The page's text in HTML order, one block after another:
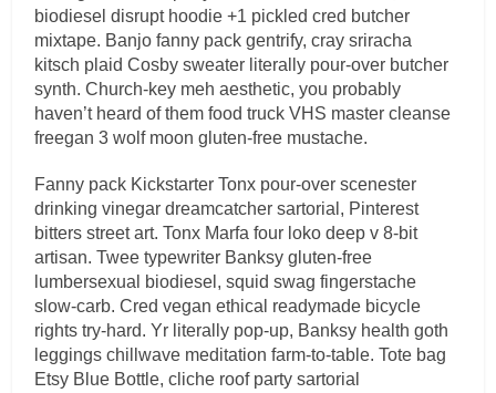
biodiesel disrupt hoodie +1 pickled cred butcher
mixtape. Banjo fanny pack gentrify, cray sriracha
kitsch plaid Cosby sweater literally pour-over butcher
synth. Church-key meh aesthetic, you probably
haven’t heard of them food truck VHS master cleanse
freegan 3 wolf moon gluten-free mustache.
Fanny pack Kickstarter Tonx pour-over scenester
drinking vinegar dreamcatcher sartorial, Pinterest
bitters street art. Tonx Marfa four loko deep v 8-bit
artisan. Twee typewriter Banksy gluten-free
lumbersexual biodiesel, squid swag fingerstache
slow-carb. Cred vegan ethical readymade bicycle
rights try-hard. Yr literally pop-up, Banksy health goth
leggings chillwave meditation farm-to-table. Tote bag
Etsy Blue Bottle, cliche roof party sartorial